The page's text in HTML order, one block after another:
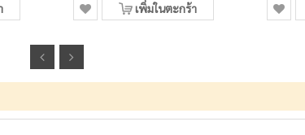
เพิ่มในตะกร้า